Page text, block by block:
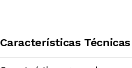
Características Técnicas